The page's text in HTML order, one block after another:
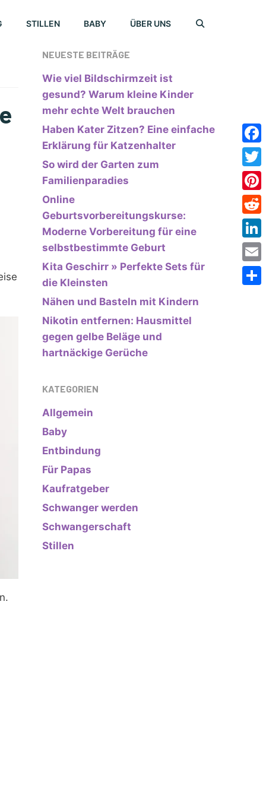
STILLEN BABY ÜBER UNS
NEUESTE BEITRÄGE
Wie viel Bildschirmzeit ist
gesund? Warum kleine Kinder
mehr echte Welt brauchen
Haben Kater Zitzen? Eine einfache
Erklärung für Katzenhalter
So wird der Garten zum
Familienparadies
Online
Geburtsvorbereitungskurse:
Moderne Vorbereitung für eine
selbstbestimmte Geburt
Kita Geschirr » Perfekte Sets für
die Kleinsten
Nähen und Basteln mit Kindern
Nikotin entfernen: Hausmittel
gegen gelbe Beläge und
hartnäckige Gerüche
KATEGORIEN
Allgemein
Baby
Entbindung
Für Papas
Kaufratgeber
Schwanger werden
Schwangerschaft
Stillen